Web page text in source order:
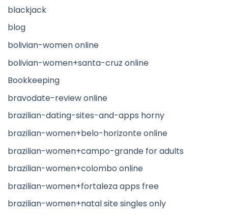
blackjack
blog
bolivian-women online
bolivian-women+santa-cruz online
Bookkeeping
bravodate-review online
brazilian-dating-sites-and-apps horny
brazilian-women+belo-horizonte online
brazilian-women+campo-grande for adults
brazilian-women+colombo online
brazilian-women+fortaleza apps free
brazilian-women+natal site singles only